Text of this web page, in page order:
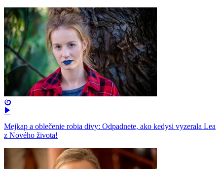
Mejkap a oblečenie robia divy: Odpadnete, ako kedysi vyzerala Lea
z Nového života!